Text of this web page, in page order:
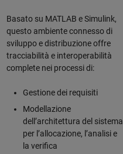
Basato su MATLAB e Simulink,
questo ambiente connesso di
sviluppo e distribuzione offre
tracciabilità e interoperabilità
complete nei processi di:
Gestione dei requisiti
Modellazione
dell’architettura del sistema
per l’allocazione, l’analisi e
la verifica